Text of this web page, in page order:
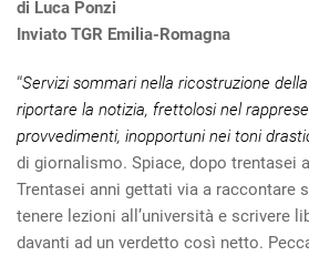
di Luca Ponzi
Inviato TGR Emilia-Romagna
“Servizi sommari nella ricostruzione
riportare la notizia, frettolosi nel
provvedimenti, inopportuni nei toni
di giornalismo. Spiace, dopo trentasei
Trentasei anni gettati via a raccontare
tenere lezioni all’università e scrivere
davanti ad un verdetto così netto.